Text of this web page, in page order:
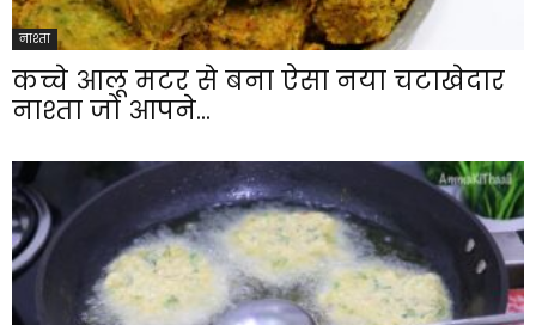
नाश्ता
कच्चे आलू मटर से बना ऐसा नया चटाखेदार
नाश्ता जो आपने...